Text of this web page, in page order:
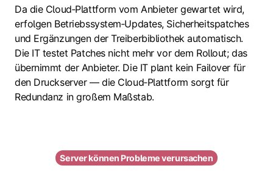
Da die Cloud‑Plattform vom Anbieter gewartet wird,
erfolgen Betriebssystem‑Updates, Sicherheitspatches
und Ergänzungen der Treiberbibliothek automatisch.
Die IT testet Patches nicht mehr vor dem Rollout; das
übernimmt der Anbieter. Die IT plant kein Failover für
den Druckserver — die Cloud‑Plattform sorgt für
Redundanz in großem Maßstab.
Server können Probleme verursachen